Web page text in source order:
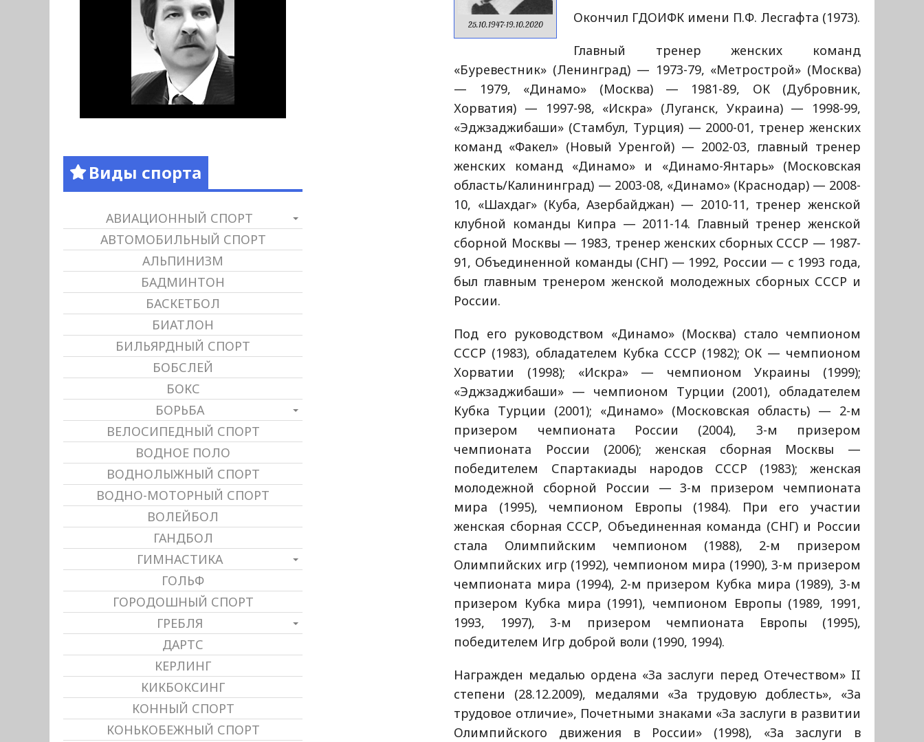
25.10.1947-19.10.2020
Окончил ГДОИФК имени П.Ф. Лесгафта (1973).
Главный тренер женских команд
«Буревестник» (Ленинград) — 1973-79, «Метрострой» (Москва)
— 1979, «Динамо» (Москва) — 1981-89, ОК (Дубровник,
Хорватия) — 1997-98, «Искра» (Луганск, Украина) — 1998-99,
«Эджзаджибаши» (Стамбул, Турция) — 2000-01, тренер женских
команд «Факел» (Новый Уренгой) — 2002-03, главный тренер
женских команд «Динамо» и «Динамо-Янтарь» (Московская
область/Калининград) — 2003-08, «Динамо» (Краснодар) — 2008-
10, «Шахдаг» (Куба, Азербайджан) — 2010-11, тренер женской
клубной команды Кипра — 2011-14. Главный тренер женской
сборной Москвы — 1983, тренер женских сборных СССР — 1987-
91, Объединенной команды (СНГ) — 1992, России — с 1993 года,
был главным тренером женской молодежных сборных СССР и
России.
Под его руководством «Динамо» (Москва) стало чемпионом
СССР (1983), обладателем Кубка СССР (1982); ОК — чемпионом
Хорватии (1998); «Искра» — чемпионом Украины (1999);
«Эджзаджибаши» — чемпионом Турции (2001), обладателем
Кубка Турции (2001); «Динамо» (Московская область) — 2-м
призером чемпионата России (2004), 3-м призером
чемпионата России (2006); женская сборная Москвы —
победителем Спартакиады народов СССР (1983); женская
молодежной сборной России — 3-м призером чемпионата
мира (1995), чемпионом Европы (1984). При его участии
женская сборная СССР, Объединенная команда (СНГ) и России
стала Олимпийским чемпионом (1988), 2-м призером
Олимпийских игр (1992), чемпионом мира (1990), 3-м призером
чемпионата мира (1994), 2-м призером Кубка мира (1989), 3-м
призером Кубка мира (1991), чемпионом Европы (1989, 1991,
1993, 1997), 3-м призером чемпионата Европы (1995),
победителем Игр доброй воли (1990, 1994).
Награжден медалью ордена «За заслуги перед Отечеством» II
степени (28.12.2009), медалями «За трудовую доблесть», «За
трудовое отличие», Почетными знаками «За заслуги в развитии
Олимпийского движения в России» (1998), «За заслуги в
Виды спорта
АВИАЦИОННЫЙ СПОРТ
АВТОМОБИЛЬНЫЙ СПОРТ
АЛЬПИНИЗМ
БАДМИНТОН
БАСКЕТБОЛ
БИАТЛОН
БИЛЬЯРДНЫЙ СПОРТ
БОБСЛЕЙ
БОКС
БОРЬБА
ВЕЛОСИПЕДНЫЙ СПОРТ
ВОДНОЕ ПОЛО
ВОДНОЛЫЖНЫЙ СПОРТ
ВОДНО-МОТОРНЫЙ СПОРТ
ВОЛЕЙБОЛ
ГАНДБОЛ
ГИМНАСТИКА
ГОЛЬФ
ГОРОДОШНЫЙ СПОРТ
ГРЕБЛЯ
ДАРТС
КЕРЛИНГ
КИКБОКСИНГ
КОННЫЙ СПОРТ
КОНЬКОБЕЖНЫЙ СПОРТ